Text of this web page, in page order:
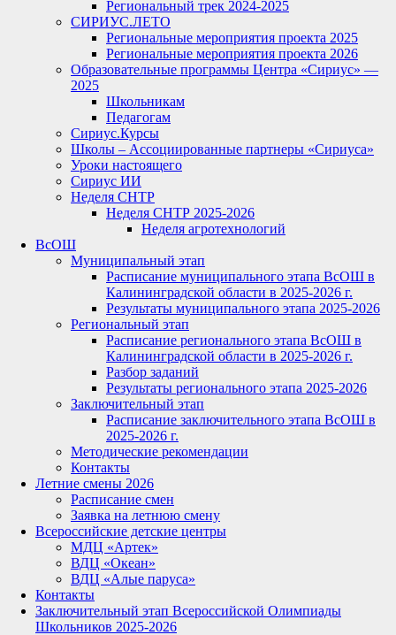
Региональный трек 2024-2025
СИРИУС.ЛЕТО
Региональные мероприятия проекта 2025
Региональные мероприятия проекта 2026
Образовательные программы Центра «Сириус» —
2025
Школьникам
Педагогам
Сириус.Курсы
Школы – Ассоциированные партнеры «Сириуса»
Уроки настоящего
Сириус ИИ
Неделя СНТР
Неделя СНТР 2025-2026
Неделя агротехнологий
ВсОШ
Муниципальный этап
Расписание муниципального этапа ВсОШ в
Калининградской области в 2025-2026 г.
Результаты муниципального этапа 2025-2026
Региональный этап
Расписание регионального этапа ВсОШ в
Калининградской области в 2025-2026 г.
Разбор заданий
Результаты регионального этапа 2025-2026
Заключительный этап
Расписание заключительного этапа ВсОШ в
2025-2026 г.
Методические рекомендации
Контакты
Летние смены 2026
Расписание смен
Заявка на летнюю смену
Всероссийские детские центры
МДЦ «Артек»
ВДЦ «Океан»
ВДЦ «Алые паруса»
Контакты
Заключительный этап Всероссийской Олимпиады
Школьников 2025-2026